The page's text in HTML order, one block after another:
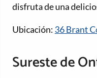
disfruta de una
Ubicación: 36 Brant
Sureste de